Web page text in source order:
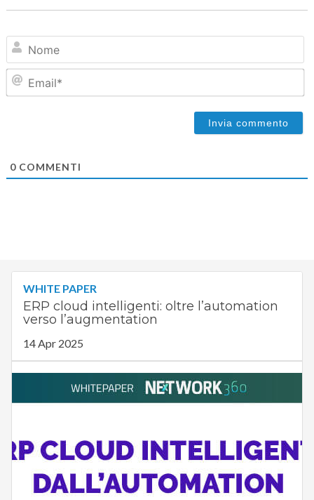
0COMMENTI
WHITE PAPER
ERP cloud intelligenti: oltre l’automation
verso l’augmentation
14 Apr 2025